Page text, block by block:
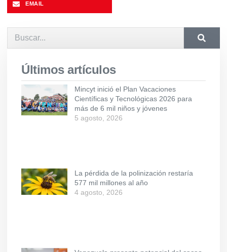
EMAIL
Últimos artículos
Mincyt inició el Plan Vacaciones
Científicas y Tecnológicas 2026 para
más de 6 mil niños y jóvenes
5 agosto, 2026
La pérdida de la polinización restaría
577 mil millones al año
4 agosto, 2026